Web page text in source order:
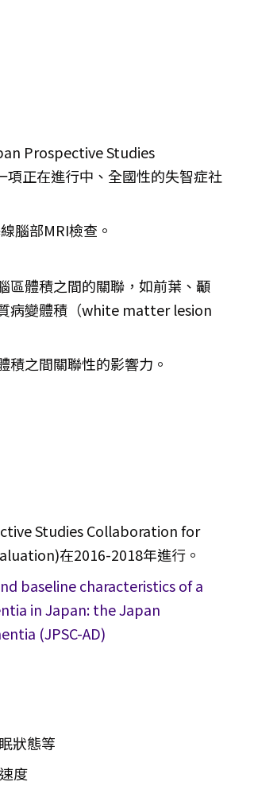
Prospective Studies
正在進行中、全國性的失智症社
腦部MRI檢查。
區體積之間的關聯，如前葉、顳
病變體積（white matter lesion
積之間關聯性的影響力。
Studies Collaboration for
在2016-2018年進行。
baseline characteristics of a
in Japan: the Japan
(JPSC-AD)
狀態等
度